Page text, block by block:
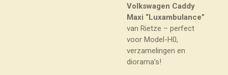
Volkswagen Caddy
Maxi “Luxambulance”
van Rietze – perfect
voor Model-H0,
verzamelingen en
diorama’s!